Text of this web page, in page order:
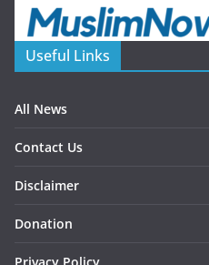
Useful Links
All News
Contact Us
Disclaimer
Donation
Privacy Policy